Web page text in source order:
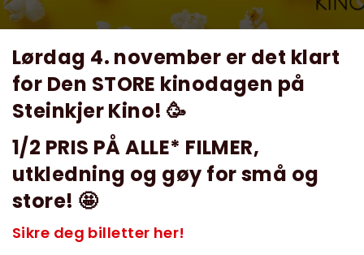
Lørdag 4. november er det klart
for Den STORE kinodagen på
Steinkjer Kino! 🥳
1/2 PRIS PÅ ALLE* FILMER,
utkledning og gøy for små og
store! 🤩
Sikre deg billetter her!